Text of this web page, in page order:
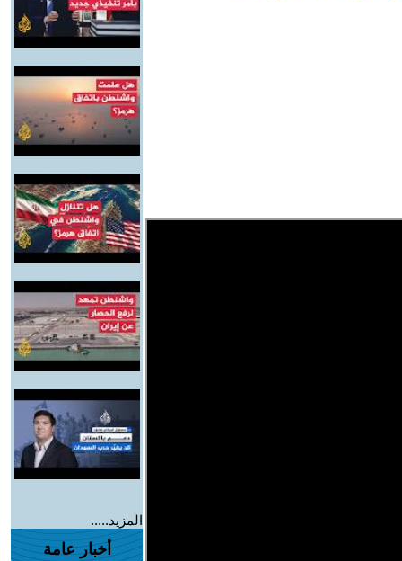
المزيد.....
أخبار عامة